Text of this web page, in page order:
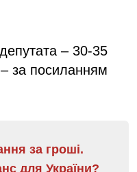
– 30-35
– за посиланням
за гроші.
для України?